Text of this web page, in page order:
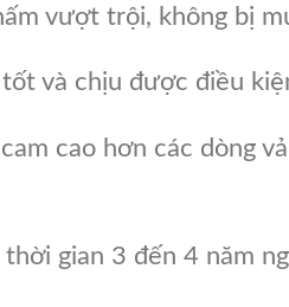
vượt trội, không bị
và chịu được điều
cao hơn các dòng
gian 3 đến 4 năm